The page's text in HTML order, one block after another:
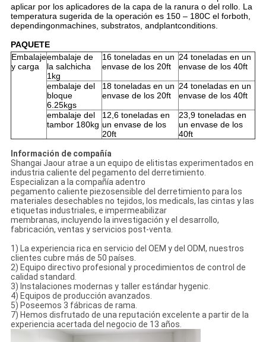
aplicar por los aplicadores de la capa de la ranura o del rollo. La
temperatura sugerida de la operación es 150 – 180C el forboth,
dependingonmachines, substratos, andplantconditions.
PAQUETE
Embalaje
y carga
embalaje de
la salchicha
1kg
16 toneladas en un
envase de los 20ft
24 toneladas en un
envase de los 40ft
embalaje del
bloque
6.25kgs
18 toneladas en un
envase de los 20ft
24 toneladas en un
envase de los 40ft
embalaje del
tambor 180kg
12,6 toneladas en
un envase de los
20ft
23,9 toneladas en
un envase de los
40ft
Información de compañía
Shangai Jaour atrae a un equipo de elitistas experimentados en
industria caliente del pegamento del derretimiento.
Especializan a la compañía adentro
pegamento caliente piezosensible del derretimiento para los
materiales desechables no tejidos, los medicals, las cintas y las
etiquetas industriales, e impermeabilizar
membranas, incluyendo la investigación y el desarrollo,
fabricación, ventas y servicios post-venta.
1) La experiencia rica en servicio del OEM y del ODM, nuestros
clientes cubre más de 50 países.
2) Equipo directivo profesional y procedimientos de control de
calidad standard.
3) Instalaciones modernas y taller estándar hygenic.
4) Equipos de producción avanzados.
5) Poseemos 3 fábricas de rama.
7) Hemos disfrutado de una reputación excelente a partir de la
experiencia acertada del negocio de 13 años.